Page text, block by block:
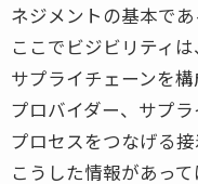
ネジメントの基本であ
ここでビジビリティ
サプライチェーンを
プロバイダー、サプ
プロセスをつなげる接
こうした情報があっ